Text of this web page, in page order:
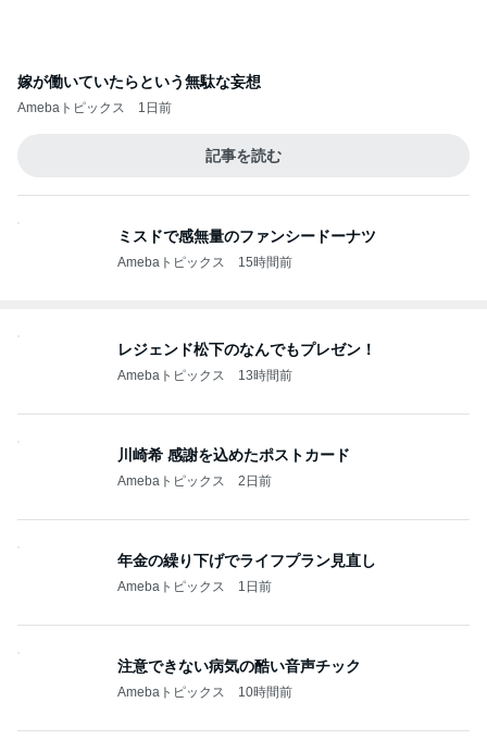
嫁が働いていたらという無駄な妄想
Amebaトピックス 1日前
記事を読む
ミスドで感無量のファンシードーナツ
Amebaトピックス 15時間前
レジェンド松下のなんでもプレゼン！
Amebaトピックス 13時間前
川崎希 感謝を込めたポストカード
Amebaトピックス 2日前
年金の繰り下げでライフプラン見直し
Amebaトピックス 1日前
注意できない病気の酷い音声チック
Amebaトピックス 10時間前